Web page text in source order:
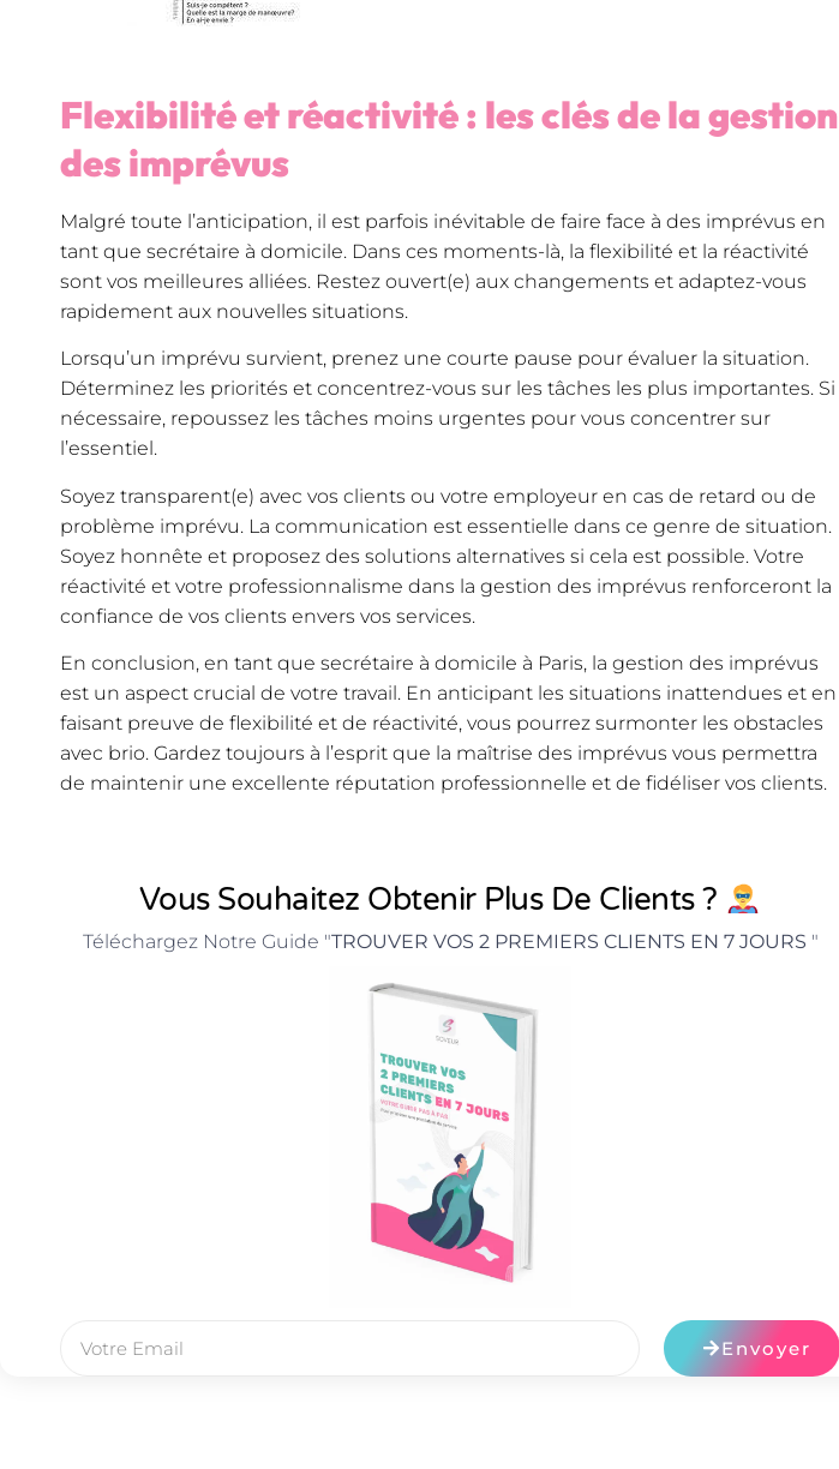
Flexibilité et réactivité : les clés de la gestion
des imprévus
Malgré toute l’anticipation, il est parfois inévitable de faire face à des imprévus en
tant que secrétaire à domicile. Dans ces moments-là, la flexibilité et la réactivité
sont vos meilleures alliées. Restez ouvert(e) aux changements et adaptez-vous
rapidement aux nouvelles situations.
Lorsqu’un imprévu survient, prenez une courte pause pour évaluer la situation.
Déterminez les priorités et concentrez-vous sur les tâches les plus importantes. Si
nécessaire, repoussez les tâches moins urgentes pour vous concentrer sur
l’essentiel.
Soyez transparent(e) avec vos clients ou votre employeur en cas de retard ou de
problème imprévu. La communication est essentielle dans ce genre de situation.
Soyez honnête et proposez des solutions alternatives si cela est possible. Votre
réactivité et votre professionnalisme dans la gestion des imprévus renforceront la
confiance de vos clients envers vos services.
En conclusion, en tant que secrétaire à domicile à Paris, la gestion des imprévus
est un aspect crucial de votre travail. En anticipant les situations inattendues et en
faisant preuve de flexibilité et de réactivité, vous pourrez surmonter les obstacles
avec brio. Gardez toujours à l’esprit que la maîtrise des imprévus vous permettra
de maintenir une excellente réputation professionnelle et de fidéliser vos clients.
Vous Souhaitez Obtenir Plus De Clients ?
Téléchargez Notre Guide "TROUVER VOS 2 PREMIERS CLIENTS EN 7 JOURS "
Envoyer